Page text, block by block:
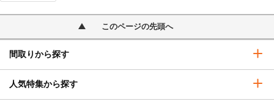
このページの先頭へ
間取りから探す
人気特集から探す